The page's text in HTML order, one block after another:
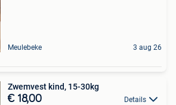
Meulebeke 3 aug 26
Zwemvest kind, 15-30kg
€ 18,00 Details